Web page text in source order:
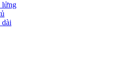
lửng
dài